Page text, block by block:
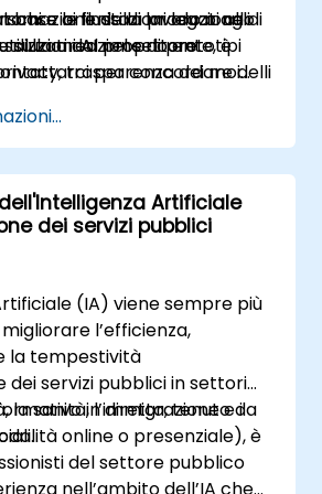
e le limitazioni legati allo
AI nel settore
trasparenza dei modelli
della produzione di
sulla creazione di prototipi
base ai flussi di lavoro o agli
dal proprio ente, è
per concordare i
Artificiale
dei servizi pubblici
(IA) viene sempre più
l’efficienza,
la tempestività
dei servizi pubblici in settori
la sanità, l’immigrazione e i
in diretta, tenuto da
online o presenziale), è
del settore pubblico
nell’ambito dell’IA che